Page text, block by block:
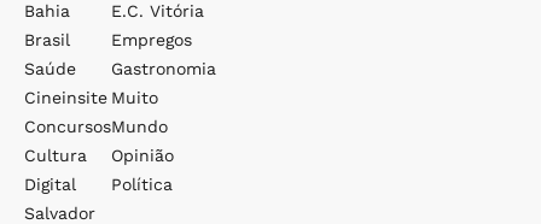
Bahia
Brasil
Saúde
Cineinsite
Concursos
Cultura
Digital
Salvador
E.c. Vitória
Empregos
Gastronomia
Muito
Mundo
Opinião
Política